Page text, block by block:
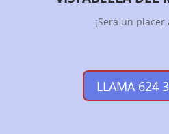
¡Será un
LLAMA 624